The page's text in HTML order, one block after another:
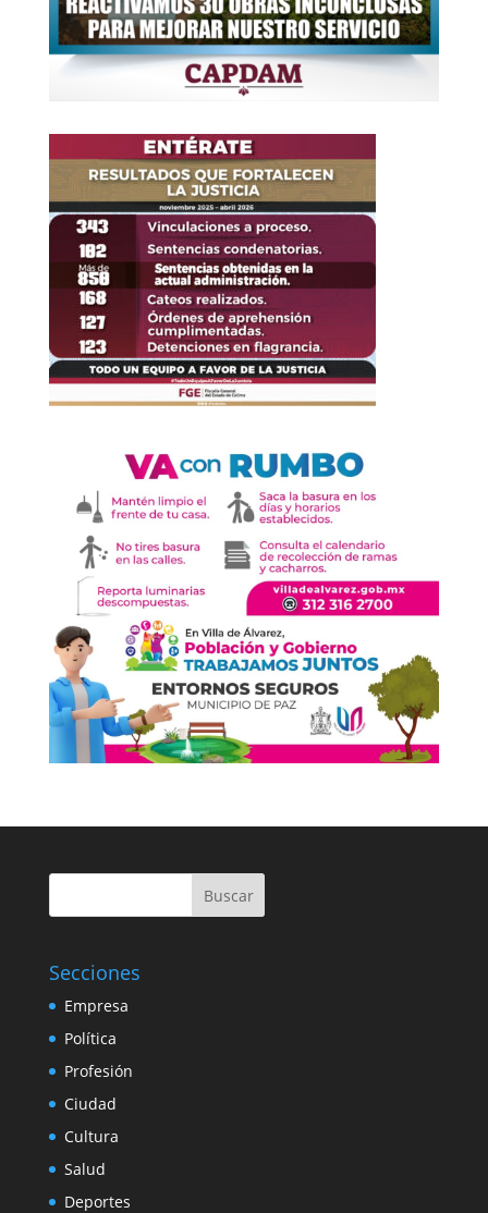
Buscar
Secciones
Empresa
Política
Profesión
Ciudad
Cultura
Salud
Deportes